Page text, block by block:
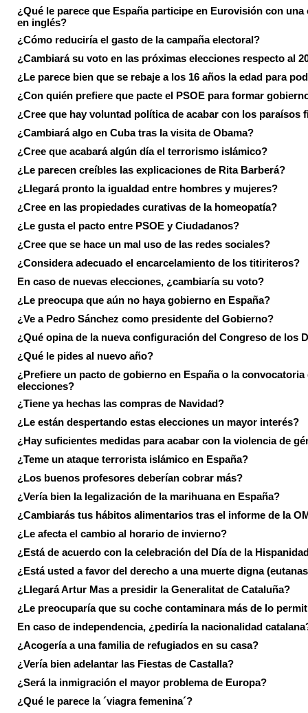
¿Qué le parece que España participe en Eurovisión con una
en inglés?
¿Cómo reduciría el gasto de la campaña electoral?
¿Cambiará su voto en las próximas elecciones respecto al
¿Le parece bien que se rebaje a los 16 años la edad para
¿Con quién prefiere que pacte el PSOE para formar
¿Cree que hay voluntad política de acabar con los paraísos
¿Cambiará algo en Cuba tras la visita de Obama?
¿Cree que acabará algún día el terrorismo islámico?
¿Le parecen creíbles las explicaciones de Rita Barberá?
¿Llegará pronto la igualdad entre hombres y mujeres?
¿Cree en las propiedades curativas de la homeopatía?
¿Le gusta el pacto entre PSOE y Ciudadanos?
¿Cree que se hace un mal uso de las redes sociales?
¿Considera adecuado el encarcelamiento de los titiriteros?
En caso de nuevas elecciones, ¿cambiaría su voto?
¿Le preocupa que aún no haya gobierno en España?
¿Ve a Pedro Sánchez como presidente del Gobierno?
¿Qué opina de la nueva configuración del Congreso de los
¿Qué le pides al nuevo año?
¿Prefiere un pacto de gobierno en España o la convocatoria
elecciones?
¿Tiene ya hechas las compras de Navidad?
¿Le están despertando estas elecciones un mayor interés?
¿Hay suficientes medidas para acabar con la violencia de
¿Teme un ataque terrorista islámico en España?
¿Los buenos profesores deberían cobrar más?
¿Vería bien la legalización de la marihuana en España?
¿Cambiarás tus hábitos alimentarios tras el informe de la
¿Le afecta el cambio al horario de invierno?
¿Está de acuerdo con la celebración del Día de la
¿Está usted a favor del derecho a una muerte digna
¿Llegará Artur Mas a presidir la Generalitat de Cataluña?
¿Le preocuparía que su coche contaminara más de lo
En caso de independencia, ¿pediría la nacionalidad
¿Acogería a una familia de refugiados en su casa?
¿Vería bien adelantar las Fiestas de Castalla?
¿Será la inmigración el mayor problema de Europa?
¿Qué le parece la ´viagra femenina´?